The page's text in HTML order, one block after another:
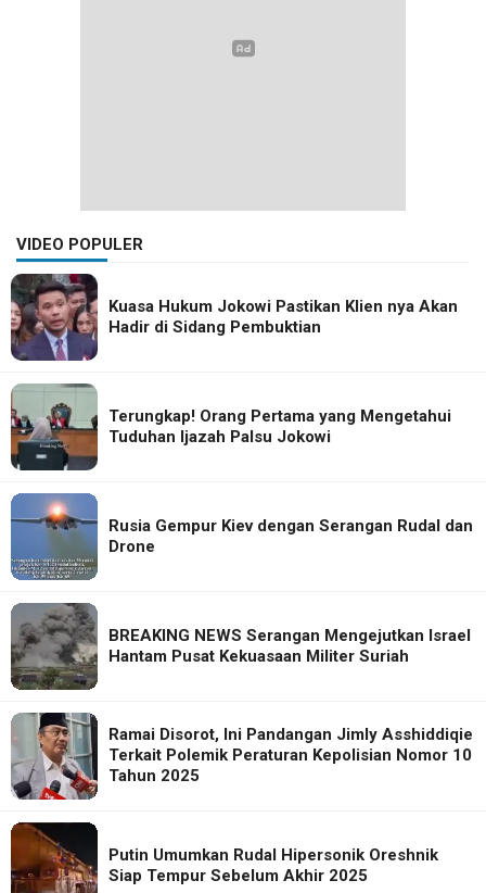
VIDEO POPULER
Kuasa Hukum Jokowi Pastikan Klien nya Akan
Hadir di Sidang Pembuktian
Terungkap! Orang Pertama yang Mengetahui
Tuduhan Ijazah Palsu Jokowi
Rusia Gempur Kiev dengan Serangan Rudal dan
Drone
BREAKING NEWS Serangan Mengejutkan Israel
Hantam Pusat Kekuasaan Militer Suriah
Ramai Disorot, Ini Pandangan Jimly Asshiddiqie
Terkait Polemik Peraturan Kepolisian Nomor 10
Tahun 2025
Putin Umumkan Rudal Hipersonik Oreshnik
Siap Tempur Sebelum Akhir 2025